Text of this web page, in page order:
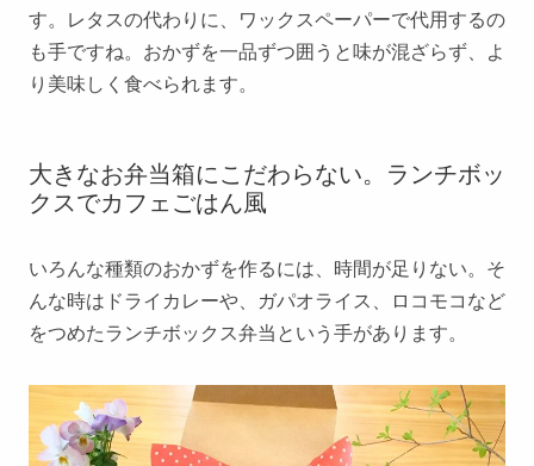
す。レタスの代わりに、ワックスペーパーで代用するの
も手ですね。おかずを一品ずつ囲うと味が混ざらず、よ
り美味しく食べられます。
大きなお弁当箱にこだわらない。ランチボッ
クスでカフェごはん風
いろんな種類のおかずを作るには、時間が足りない。そ
んな時はドライカレーや、ガパオライス、ロコモコなど
をつめたランチボックス弁当という手があります。